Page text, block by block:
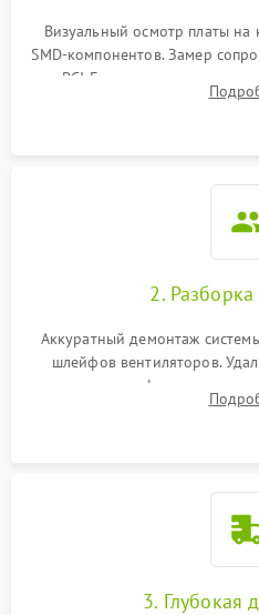
Визуальный осмотр платы на
SMD-компонентов. Замер
PCI-E и дополнительных
короткое замыкание
2. Разборка
Аккуратный демонтаж
шлейфов вентиляторов.
кристалла графического
памяти и зоны VRM.
3. Глубокая